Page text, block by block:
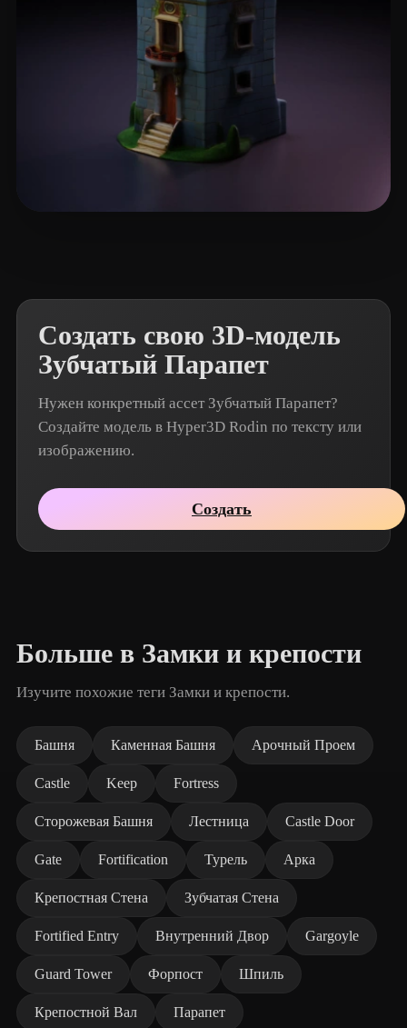
Создать свою 3D-модель
Зубчатый Парапет
Нужен конкретный ассет Зубчатый Парапет?
Создайте модель в Hyper3D Rodin по тексту или
изображению.
Создать
Больше в Замки и крепости
Изучите похожие теги Замки и крепости.
Башня Каменная Башня Арочный Проем
Castle Keep Fortress
Сторожевая Башня Лестница Castle Door
Gate Fortification Турель Арка
Крепостная Стена Зубчатая Стена
Fortified Entry Внутренний Двор Gargoyle
Guard Tower Форпост Шпиль
Крепостной Вал Парапет